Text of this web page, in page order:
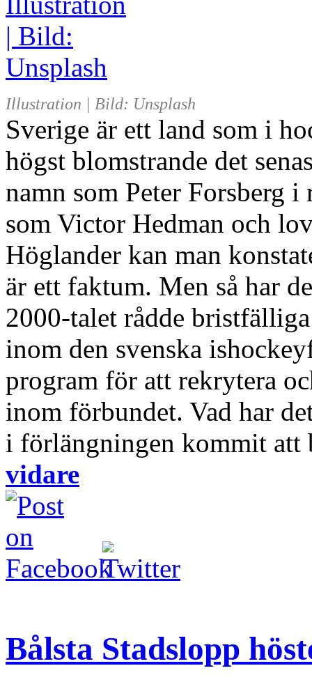
Illustration | Bild: Unsplash
Sverige är ett land som i
högst blomstrande det
namn som Peter Forsberg
som Victor Hedman och
Höglander kan man
är ett faktum. Men så har
2000-talet rådde
inom den svenska
program för att rekrytera
inom förbundet. Vad har
i förlängningen kommit att
vidare
Bålsta Stadslopp